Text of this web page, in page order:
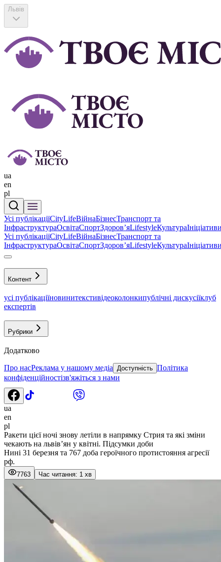
Львів
ua
en
pl
Усі публікаціїCityLifeВійнаБізнесТранспорт та
ІнфраструктураОсвітаСпортЗдоровʼяLifestyleКультура
Усі публікаціїCityLifeВійнаБізнесТранспорт та
ІнфраструктураОсвітаСпортЗдоровʼяLifestyleКультура
Контент
усі публікаціїновинитекстивідеоколонкипублічні дискусіїклуб
експертів
Рубрики
Додатково
Про насРеклама у нашому медіа Доступність Політика
конфіденційностізв'яжіться з нами
ua
en
pl
Ракети цієї ночі знову летіли в напрямку Стрия та які зміни
чекають на львів’ян у квітні. Підсумки доби
Нині 31 березня та 767 доба героїчного протистояння агресії
рф.
7763 Час читання: 1 хв